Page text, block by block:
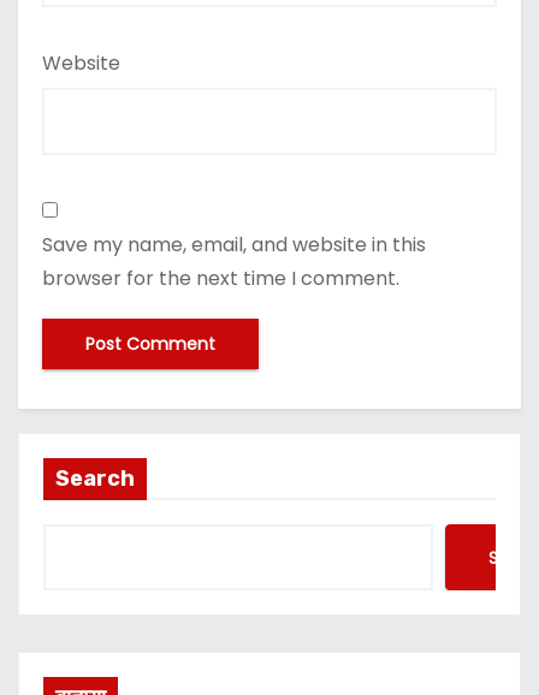
Website
Save my name, email, and website in this
browser for the next time I comment.
Search